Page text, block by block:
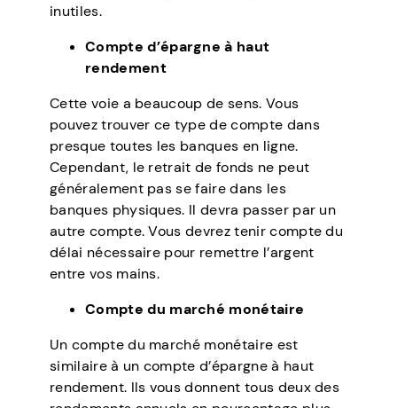
inutiles.
Compte d’épargne à haut
rendement
Cette voie a beaucoup de sens. Vous
pouvez trouver ce type de compte dans
presque toutes les banques en ligne.
Cependant, le retrait de fonds ne peut
généralement pas se faire dans les
banques physiques. Il devra passer par un
autre compte. Vous devrez tenir compte du
délai nécessaire pour remettre l’argent
entre vos mains.
Compte du marché monétaire
Un compte du marché monétaire est
similaire à un compte d’épargne à haut
rendement. Ils vous donnent tous deux des